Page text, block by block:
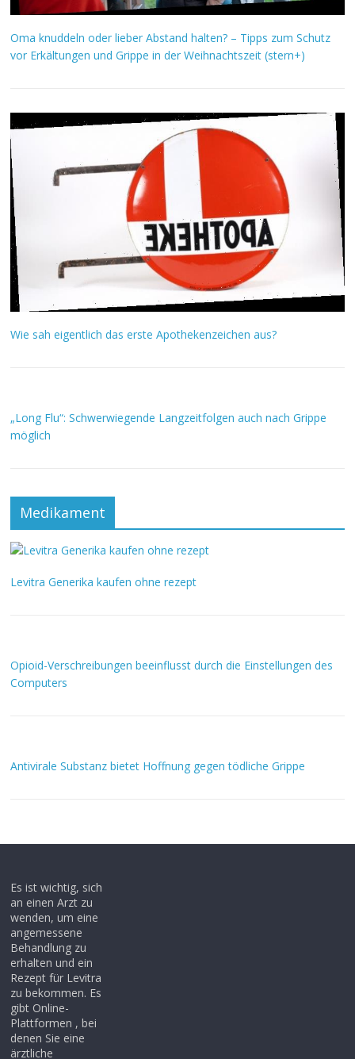
Oma knuddeln oder lieber Abstand halten? – Tipps zum Schutz
vor Erkältungen und Grippe in der Weihnachtszeit (stern+)
Wie sah eigentlich das erste Apothekenzeichen aus?
„Long Flu“: Schwerwiegende Langzeitfolgen auch nach Grippe
möglich
Medikament
Levitra Generika kaufen ohne rezept
Opioid-Verschreibungen beeinflusst durch die Einstellungen des
Computers
Antivirale Substanz bietet Hoffnung gegen tödliche Grippe
Es ist wichtig, sich
an einen Arzt zu
wenden, um eine
angemessene
Behandlung zu
erhalten und ein
Rezept für Levitra
zu bekommen. Es
gibt Online-
Plattformen , bei
denen Sie eine
ärztliche